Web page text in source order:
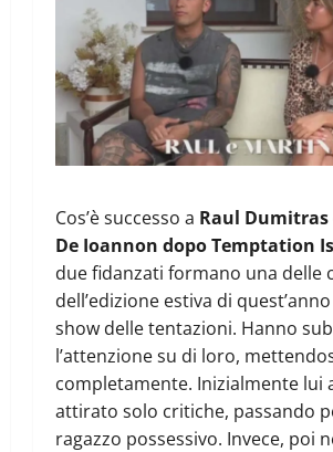
Cos’è successo a Raul
De Ioannon dopo Temptation
due fidanzati formano una delle
dell’edizione estiva di
show delle tentazioni. Hanno
l’attenzione su di loro,
completamente. Inizialmente lui
attirato solo critiche, passando
ragazzo possessivo. Invece, poi